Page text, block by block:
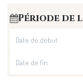
Période de